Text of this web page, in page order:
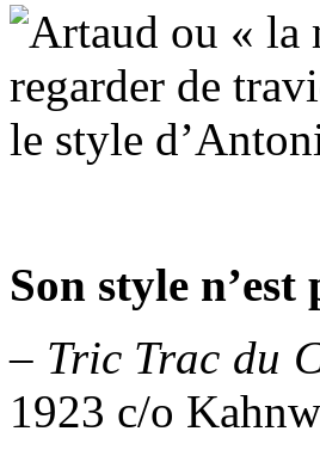
Son style n’est
– Tric Trac du
1923 c/o